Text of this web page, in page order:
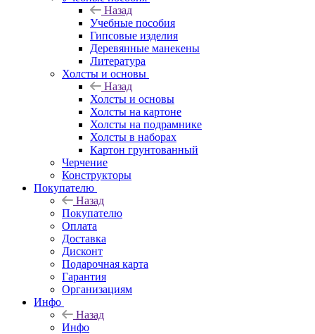
Назад
Учебные пособия
Гипсовые изделия
Деревянные манекены
Литература
Холсты и основы
Назад
Холсты и основы
Холсты на картоне
Холсты на подрамнике
Холсты в наборах
Картон грунтованный
Черчение
Конструкторы
Покупателю
Назад
Покупателю
Оплата
Доставка
Дисконт
Подарочная карта
Гарантия
Организациям
Инфо
Назад
Инфо